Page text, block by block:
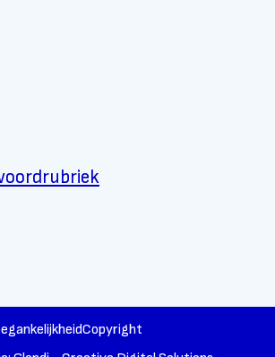
Copyright